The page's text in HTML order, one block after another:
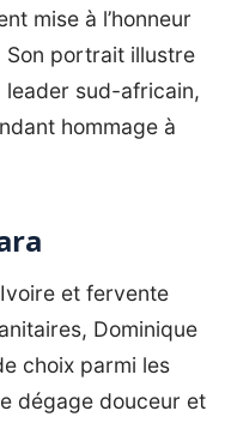
mise à l’honneur
Son portrait illustre
leader sud-africain,
hommage à
et fervente
Dominique
choix parmi les
dégage douceur et